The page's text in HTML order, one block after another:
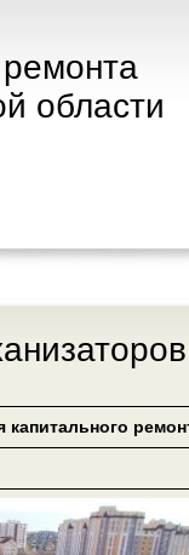
области